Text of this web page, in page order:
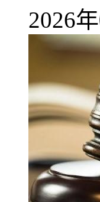
2026